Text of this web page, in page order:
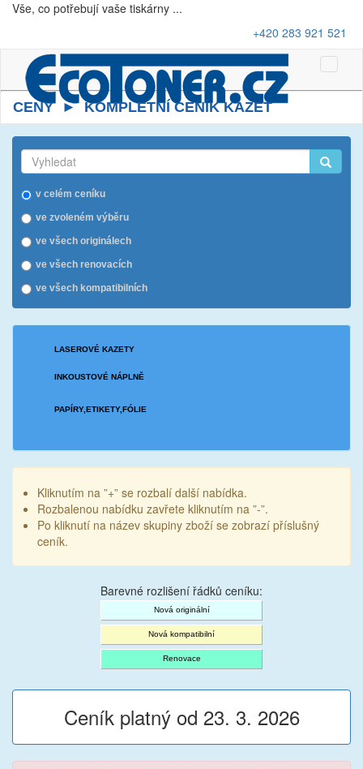
Vše, co potřebují vaše tiskárny ...
+420 283 921 521
Toggle
CENY ► KOMPLETNÍ CENÍK KAZET
v celém ceníku
ve zvoleném výběru
ve všech originálech
ve všech renovacích
ve všech kompatibilních
LASEROVÉ KAZETY
INKOUSTOVÉ NÁPLNĚ
PAPÍRY,ETIKETY,FÓLIE
Kliknutím na ”+” se rozbalí další nabídka.
Rozbalenou nabídku zavřete kliknutím na ”-”.
Po kliknutí na název skupiny zboží se zobrazí příslušný
ceník.
Barevné rozlišení řádků ceníku:
Nová originální
Nová kompatibilní
Renovace
Ceník platný od 23. 3. 2026